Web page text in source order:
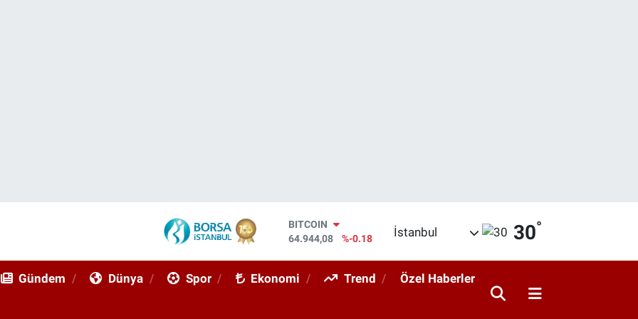
DOLAR
47,7436
%0.18
STERLİN
İstanbul 30°
Gündem Dünya Spor Ekonomi Trend Özel Haberler